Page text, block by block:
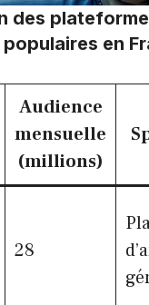
des
en
Audience
mensuelle
(millions)
28